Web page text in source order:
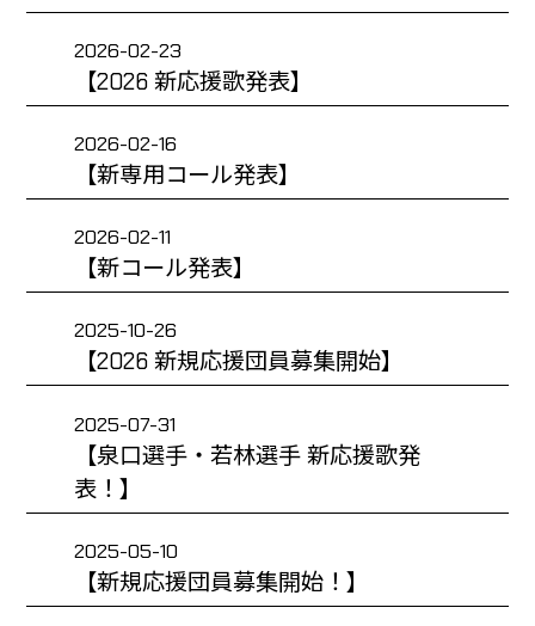
2026-02-23
【2026 新応援歌発表】
2026-02-16
【新専用コール発表】
2026-02-11
【新コール発表】
2025-10-26
【2026 新規応援団員募集開始】
2025-07-31
【泉口選手・若林選手 新応援歌発
表！】
2025-05-10
【新規応援団員募集開始！】